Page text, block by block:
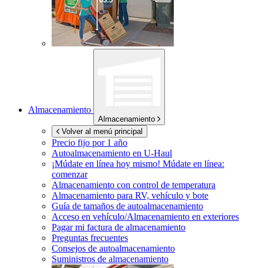
Almacenamiento
Almacenamiento
Volver al menú principal
Precio fijo por 1 año
Autoalmacenamiento en U-Haul
¡Múdate en línea hoy mismo! Múdate en línea:
comenzar
Almacenamiento con control de temperatura
Almacenamiento para RV, vehículo y bote
Guía de tamaños de autoalmacenamiento
Acceso en vehículo/Almacenamiento en exteriores
Pagar mi factura de almacenamiento
Preguntas frecuentes
Consejos de autoalmacenamiento
Suministros de almacenamiento